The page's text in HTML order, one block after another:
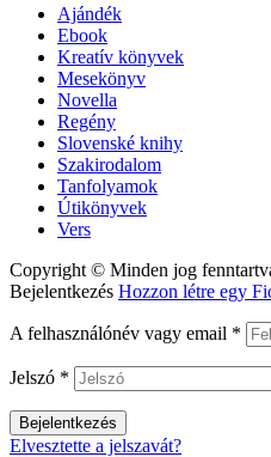
Menu
Ajándék
Ebook
Kreatív könyvek
Mesekönyv
Novella
Regény
Slovenské knihy
Szakirodalom
Tanfolyamok
Útikönyvek
Vers
Copyright © Minden jog
Bejelentkezés Hozzon létre egy
A felhasználónév vagy email *
Jelszó *
Bejelentkezés
Elvesztette a jelszavát?